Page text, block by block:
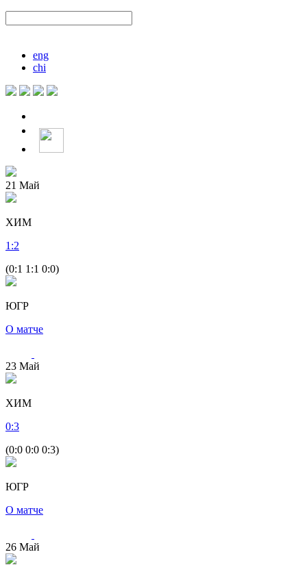
eng
chi
21 Май
ХИМ
1 :2
(0:1 1:1 0:0)
ЮГР
О матче
23 Май
ХИМ
0:3
(0:0 0:0 0:3)
ЮГР
О матче
26 Май